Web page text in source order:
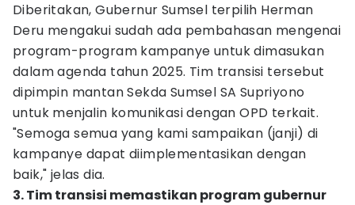
Diberitakan, Gubernur Sumsel terpilih Herman
Deru mengakui sudah ada pembahasan mengenai
program-program kampanye untuk dimasukan
dalam agenda tahun 2025. Tim transisi tersebut
dipimpin mantan Sekda Sumsel SA Supriyono
untuk menjalin komunikasi dengan OPD terkait.
"Semoga semua yang kami sampaikan (janji) di
kampanye dapat diimplementasikan dengan
baik," jelas dia.
3. Tim transisi memastikan program gubernur